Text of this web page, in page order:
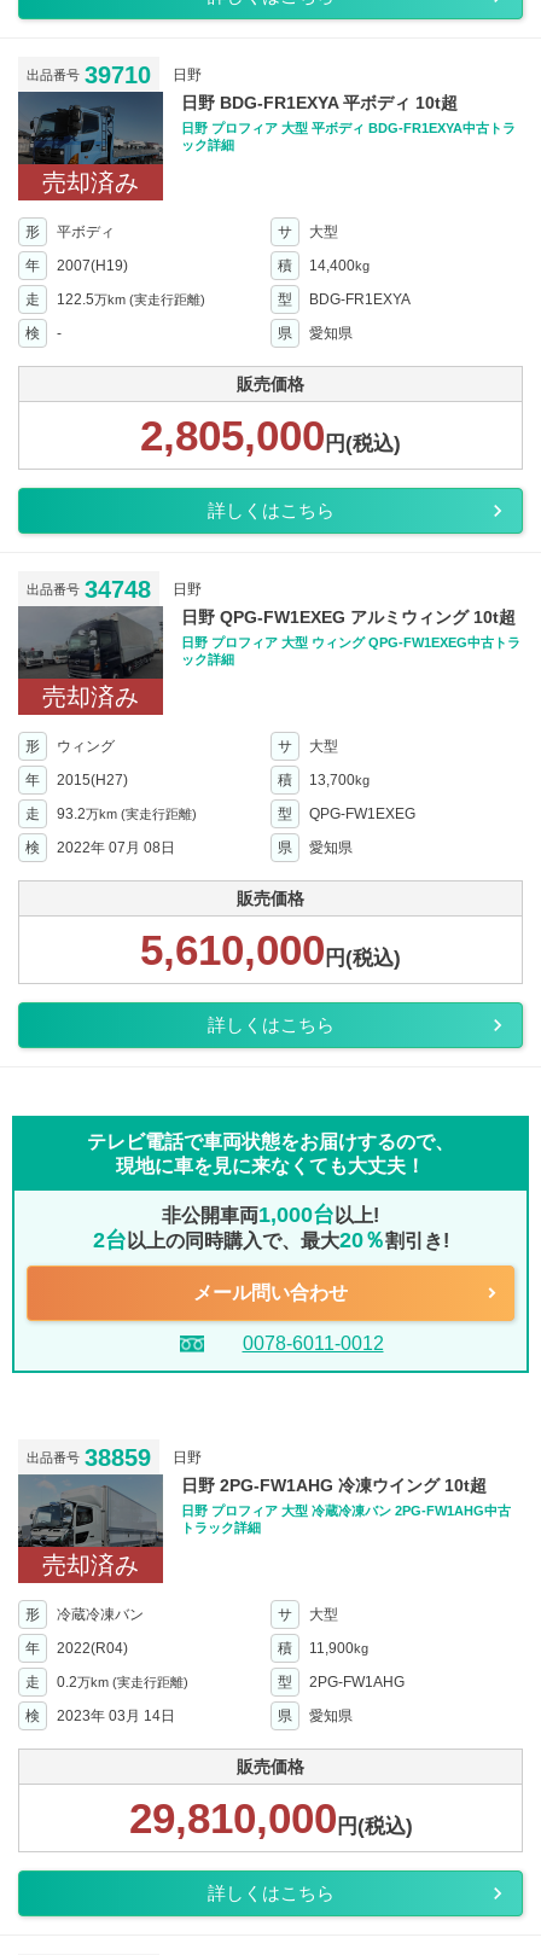
出品番号 39710 日野
売却済み
日野 BDG-FR1EXYA 平ボディ 10t超
日野 プロフィア 大型 平ボディ BDG-FR1EXYA中古トラ
ック詳細
形 平ボディ サ
大型
年
2007(H19) 積 14,400kg
走 122.5万km (実走行距離) 型
BDG-FR1EXYA
検
- 県 愛知県
販売価格
2,805,000 円(税込)
詳しくはこちら
出品番号 34748 日野
売却済み
日野 QPG-FW1EXEG アルミウィング 10t超
日野 プロフィア 大型 ウィング QPG-FW1EXEG中古トラ
ック詳細
形 ウィング サ
大型
年
2015(H27) 積 13,700kg
走 93.2万km (実走行距離) 型
QPG-FW1EXEG
検
2022年 07月 08日 県 愛知県
販売価格
5,610,000 円(税込)
詳しくはこちら
テレビ電話で車両状態をお届けするので、
現地に車を見に来なくても大丈夫！
非公開車両1,000台 以上!
2台 以上の同時購入で、最大20％割引き!
メール問い合わせ
0078-6011-0012
出品番号 38859 日野
売却済み
日野 2PG-FW1AHG 冷凍ウイング 10t超
日野 プロフィア 大型 冷蔵冷凍バン 2PG-FW1AHG中古
トラック詳細
形 冷蔵冷凍バン サ
大型
年
2022(R04) 積 11,900kg
走 0.2万km (実走行距離) 型
2PG-FW1AHG
検
2023年 03月 14日 県 愛知県
販売価格
29,810,000 円(税込)
詳しくはこちら